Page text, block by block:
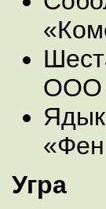
ООО
Угра